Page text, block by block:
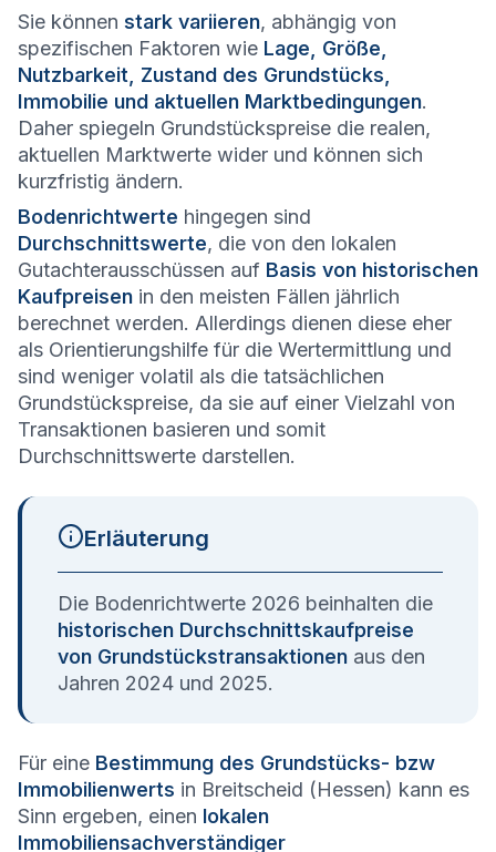
Sie können stark variieren, abhängig von
spezifischen Faktoren wie Lage, Größe,
Nutzbarkeit, Zustand des Grundstücks,
Immobilie und aktuellen Marktbedingungen.
Daher spiegeln Grundstückspreise die realen,
aktuellen Marktwerte wider und können sich
kurzfristig ändern.
Bodenrichtwerte hingegen sind
Durchschnittswerte, die von den lokalen
Gutachterausschüssen auf Basis von historischen
Kaufpreisen in den meisten Fällen jährlich
berechnet werden. Allerdings dienen diese eher
als Orientierungshilfe für die Wertermittlung und
sind weniger volatil als die tatsächlichen
Grundstückspreise, da sie auf einer Vielzahl von
Transaktionen basieren und somit
Durchschnittswerte darstellen.
Erläuterung
Die Bodenrichtwerte 2026 beinhalten die
historischen Durchschnittskaufpreise
von Grundstückstransaktionen aus den
Jahren 2024 und 2025.
Für eine Bestimmung des Grundstücks- bzw
Immobilienwerts in Breitscheid (Hessen) kann es
Sinn ergeben, einen lokalen
Immobiliensachverständiger